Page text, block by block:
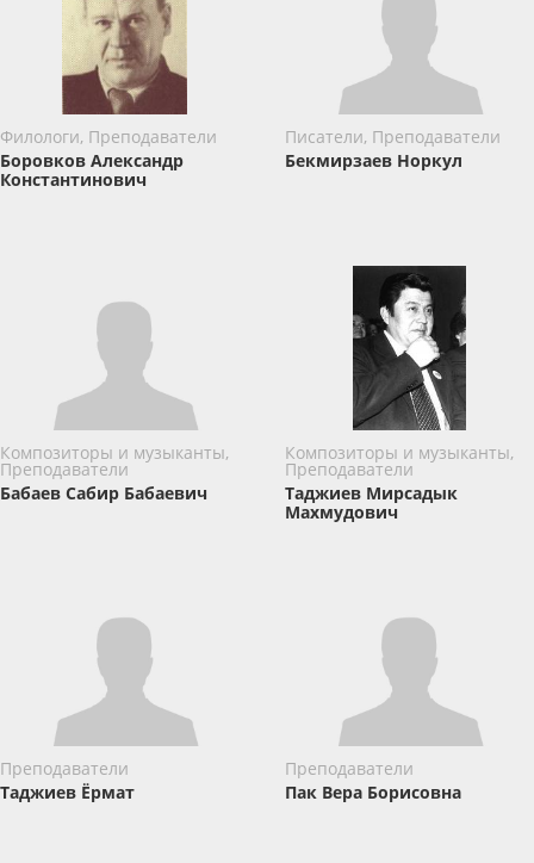
Филологи, Преподаватели
Боровков Александр
Константинович
Писатели, Преподаватели
Бекмирзаев Норкул
Композиторы и музыканты,
Преподаватели
Бабаев Сабир Бабаевич
Композиторы и музыканты,
Преподаватели
Таджиев Мирсадык
Махмудович
Преподаватели
Таджиев Ёрмат
Преподаватели
Пак Вера Борисовна